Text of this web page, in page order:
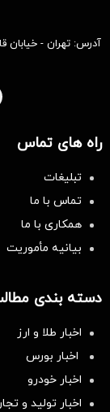
آدرس: تهران - خیابان
راه های تماس
تبلیغات
تماس با ما
همکاری با ما
بیانیه مأموریت
دسته بندی
اخبار طلا و ارز
اخبار بورس
اخبار خودرو
اخبار تولید و